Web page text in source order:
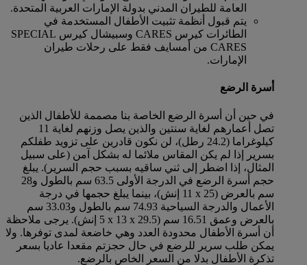
العامة للطيران المدني بدولة الإمارات العربية المتحدة.
يتم قبول أنظمة تثبيت الأطفال المستخدمة في
الطائرات كيرس CARES وسبيشال كيرس SPECIAL
CARES من أمسايف فقط على رحلات طيران
الإمارات.
أسرة الرضع
في حين أن أسرة الرضع الخاصة بنا مصممة للأطفال الذين
تصل أعمارهم لغاية سنتين والذين يصل وزنهم لغاية 11
كيلوغراما (24.2 رطل)، لن نكون قادرين على تزويد طفلكم
بسرير إذا لم يكن المقاس ملائما له بشكل آمن (على سبيل
المثال، إذا اضطر إلى ثني ساقيه بسبب حجم السرير). يبلغ
حجم أسرة الرضع في الدرجة الأولى 63.5 سم بالطول و28
سم بالعرض (25 x ‏11 إنش)، بينما يبلغ حجمها في درجة
الأعمال والدرجة السياحية 74.93 سم بالطول و33.03 سم
بالعرض وعمق 16.51 سم (29.5 x ‏13 x ‏5 إنش). يرجى ملاحظة
أن أسرة الأطفال محدودة العدد وهي خاضعة لمدى توفرها. ولا
يمكن طلب سرير للرضع في حال حجزتم مقعدا عاديا بسعر
تذكرة الأطفال بدلا من السعر الخاص بالرضع.